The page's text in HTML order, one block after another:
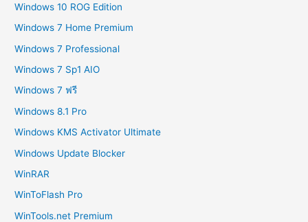
Windows 10 ROG Edition
Windows 7 Home Premium
Windows 7 Professional
Windows 7 Sp1 AIO
Windows 7 ฟรี
Windows 8.1 Pro
Windows KMS Activator Ultimate
Windows Update Blocker
WinRAR
WinToFlash Pro
WinTools.net Premium